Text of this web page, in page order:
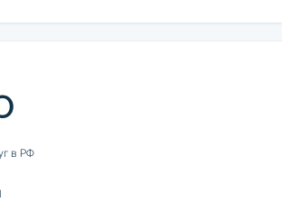
в РФ